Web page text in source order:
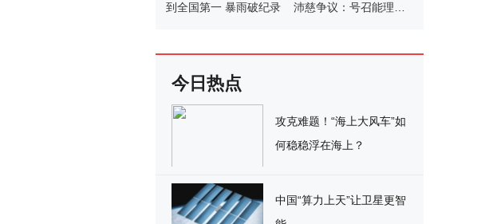
到全国第一 暴雨破纪录
沛慈争议：号召能理智
今日热点
攻克难题！“海上大风车”如
何稳稳浮在海上？
中国“算力上天”让卫星更智